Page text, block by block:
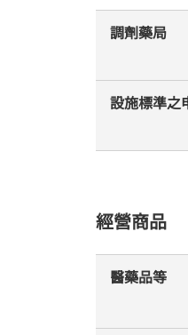
調劑藥局
設施標準之
經營商品
醫藥品等